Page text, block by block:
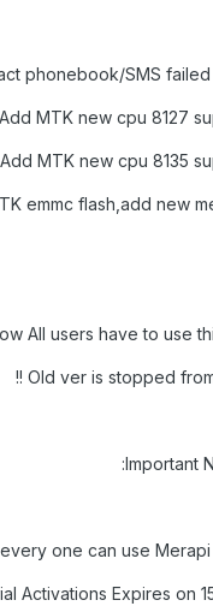
phonebook/SMS
Add MTK new cpu 8127
Add MTK new cpu 8135
emmc flash,add new
All users have to use
Old ver is stopped from
Important
one can use
Activations Expires on